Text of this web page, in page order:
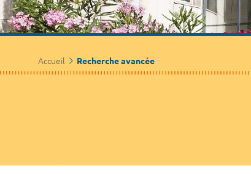
Accueil Recherche avancée